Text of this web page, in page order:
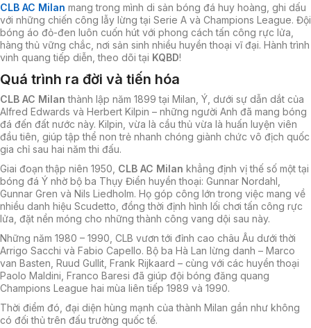
CLB AC Milan mang trong mình di sản bóng đá huy hoàng, ghi dấu
với những chiến công lẫy lừng tại Serie A và Champions League. Đội
bóng áo đỏ-đen luôn cuốn hút với phong cách tấn công rực lửa,
hàng thủ vững chắc, nơi sản sinh nhiều huyền thoại vĩ đại. Hành trình
vinh quang tiếp diễn, theo dõi tại KQBD!
Quá trình ra đời và tiến hóa
CLB AC Milan thành lập năm 1899 tại Milan, Ý, dưới sự dẫn dắt của
Alfred Edwards và Herbert Kilpin – những người Anh đã mang bóng
đá đến đất nước này. Kilpin, vừa là cầu thủ vừa là huấn luyện viên
đầu tiên, giúp tập thể non trẻ nhanh chóng giành chức vô địch quốc
gia chỉ sau hai năm thi đấu.
Giai đoạn thập niên 1950, CLB AC Milan khẳng định vị thế số một tại
bóng đá Ý nhờ bộ ba Thụy Điển huyền thoại: Gunnar Nordahl,
Gunnar Gren và Nils Liedholm. Họ góp công lớn trong việc mang về
nhiều danh hiệu Scudetto, đồng thời định hình lối chơi tấn công rực
lửa, đặt nền móng cho những thành công vang dội sau này.
Những năm 1980 – 1990, CLB vươn tới đỉnh cao châu Âu dưới thời
Arrigo Sacchi và Fabio Capello. Bộ ba Hà Lan lừng danh – Marco
van Basten, Ruud Gullit, Frank Rijkaard – cùng với các huyền thoại
Paolo Maldini, Franco Baresi đã giúp đội bóng đăng quang
Champions League hai mùa liên tiếp 1989 và 1990.
Thời điểm đó, đại diện hùng mạnh của thành Milan gần như không
có đối thủ trên đấu trường quốc tế.